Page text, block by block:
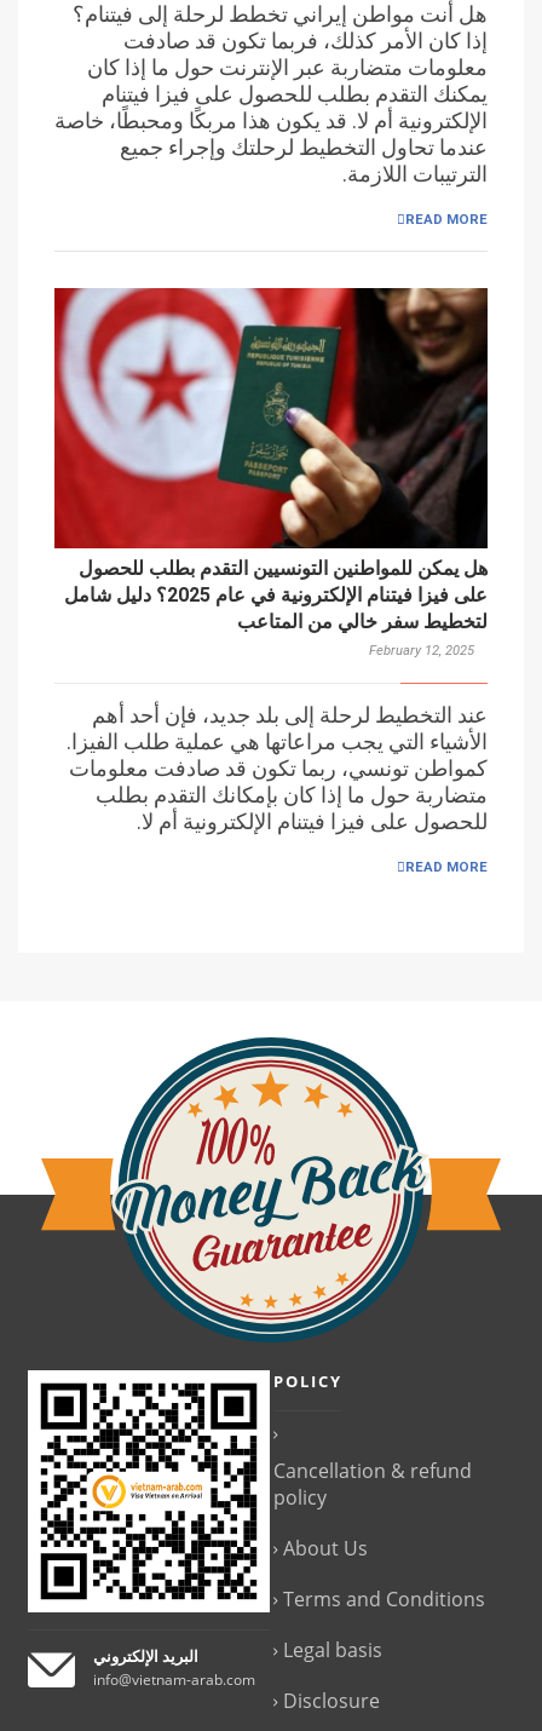
هل أنت مواطن إيراني تخطط لرحلة إلى فيتنام؟
إذا كان الأمر كذلك، فربما تكون قد صادفت
معلومات متضاربة عبر الإنترنت حول ما إذا كان
يمكنك التقدم بطلب للحصول على فيزا فيتنام
الإلكترونية أم لا. قد يكون هذا مربكًا ومحبطًا، خاصة
عندما تحاول التخطيط لرحلتك وإجراء جميع
الترتيبات اللازمة.
READ MORE
هل يمكن للمواطنين التونسيين التقدم بطلب للحصول
على فيزا فيتنام الإلكترونية في عام 2025؟ دليل شامل
لتخطيط سفر خالي من المتاعب
February 12, 2025
عند التخطيط لرحلة إلى بلد جديد، فإن أحد أهم
الأشياء التي يجب مراعاتها هي عملية طلب الفيزا.
كمواطن تونسي، ربما تكون قد صادفت معلومات
متضاربة حول ما إذا كان بإمكانك التقدم بطلب
للحصول على فيزا فيتنام الإلكترونية أم لا.
READ MORE
البريد الإلكتروني
info@vietnam-arab.com
POLICY
Cancellation & refund
policy
About Us
Terms and Conditions
Legal basis
Disclosure